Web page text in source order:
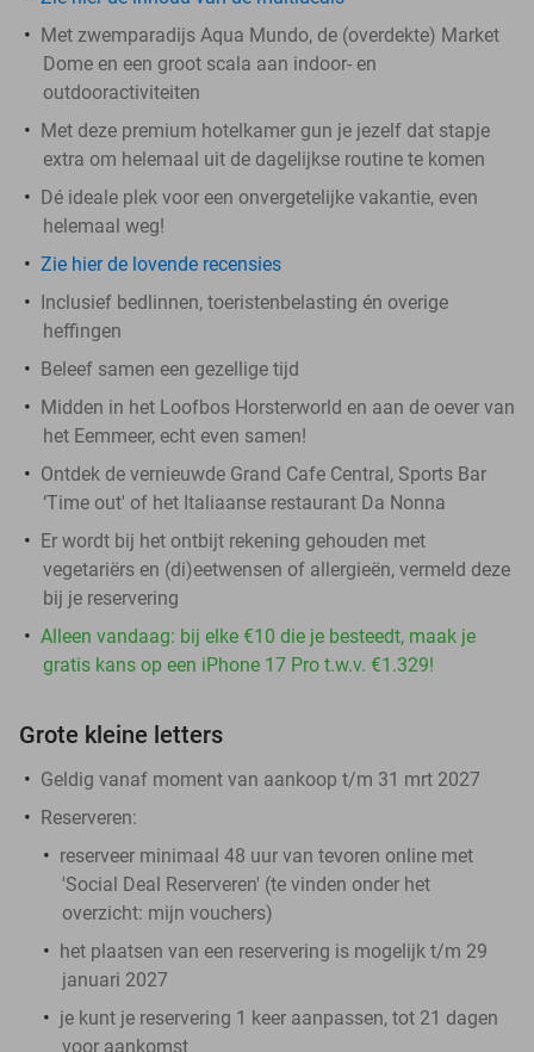
Met zwemparadijs Aqua Mundo, de (overdekte) Market
Dome en een groot scala aan indoor- en
outdooractiviteiten
Met deze premium hotelkamer gun je jezelf dat stapje
extra om helemaal uit de dagelijkse routine te komen
Dé ideale plek voor een onvergetelijke vakantie, even
helemaal weg!
Zie hier de lovende recensies
Inclusief bedlinnen, toeristenbelasting én overige
heffingen
Beleef samen een gezellige tijd
Midden in het Loofbos Horsterworld en aan de oever van
het Eemmeer, echt even samen!
Ontdek de vernieuwde Grand Cafe Central, Sports Bar
‘Time out' of het Italiaanse restaurant Da Nonna
Er wordt bij het ontbijt rekening gehouden met
vegetariërs en (di)eetwensen of allergieën, vermeld deze
bij je reservering
Alleen vandaag: bij elke €10 die je besteedt, maak je
gratis kans op een iPhone 17 Pro t.w.v. €1.329!
Grote kleine letters
Geldig vanaf moment van aankoop t/m 31 mrt 2027
Reserveren:
reserveer minimaal 48 uur van tevoren online met
'Social Deal Reserveren' (te vinden onder het
overzicht: mijn vouchers)
het plaatsen van een reservering is mogelijk t/m 29
januari 2027
je kunt je reservering 1 keer aanpassen, tot 21 dagen
voor aankomst